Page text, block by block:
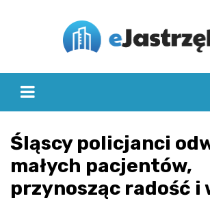
Śląscy policjanci
małych pacjentów,
przynosząc radość i